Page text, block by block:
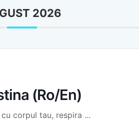
2026
(Ro/En)
corpul tau, respira ...